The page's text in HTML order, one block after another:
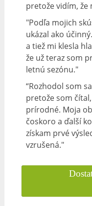
pretože vidím, že
"Podľa mojich
ukázal ako
a tiež mi klesla
že už teraz som
letnú sezónu."
“Rozhodol som
pretože som
prírodné. Moja
čoskoro a ďalší
získam prvé
vzrušená."